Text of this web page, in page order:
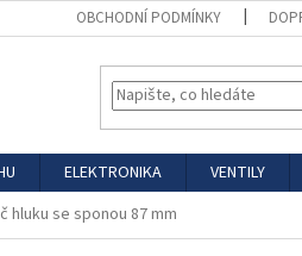
OBCHODNÍ PODMÍNKY
ELEKTRONIKA VENTILY
hluku se sponou 87 mm